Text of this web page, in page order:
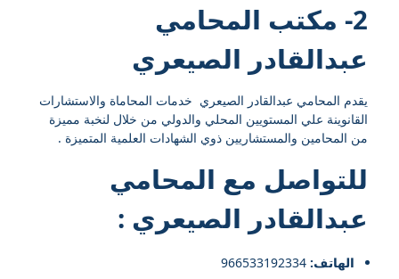
2- مكتب المحامي
عبدالقادر الصيعري
يقدم المحامي عبدالقادر الصيعري خدمات المحاماة والاستشارات
القانوينة علي المستويين المحلي والدولي من خلال لنخبة مميزة
من المحامين والمستشاريين ذوي الشهادات العلمية المتميزة .
للتواصل مع المحامي
عبدالقادر الصيعري :
الهاتف: 966533192334⁩